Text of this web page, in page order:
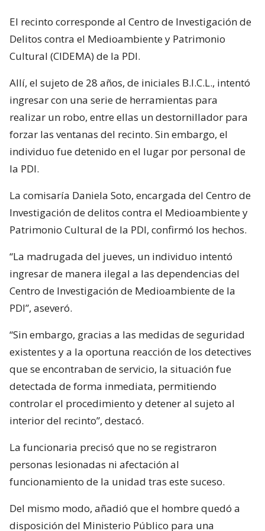
El recinto corresponde al Centro de Investigación de
Delitos contra el Medioambiente y Patrimonio
Cultural (CIDEMA) de la PDI.
Allí, el sujeto de 28 años, de iniciales B.I.C.L., intentó
ingresar con una serie de herramientas para
realizar un robo, entre ellas un destornillador para
forzar las ventanas del recinto. Sin embargo, el
individuo fue detenido en el lugar por personal de
la PDI.
La comisaría Daniela Soto, encargada del Centro de
Investigación de delitos contra el Medioambiente y
Patrimonio Cultural de la PDI, confirmó los hechos.
“La madrugada del jueves, un individuo intentó
ingresar de manera ilegal a las dependencias del
Centro de Investigación de Medioambiente de la
PDI”, aseveró.
“Sin embargo, gracias a las medidas de seguridad
existentes y a la oportuna reacción de los detectives
que se encontraban de servicio, la situación fue
detectada de forma inmediata, permitiendo
controlar el procedimiento y detener al sujeto al
interior del recinto”, destacó.
La funcionaria precisó que no se registraron
personas lesionadas ni afectación al
funcionamiento de la unidad tras este suceso.
Del mismo modo, añadió que el hombre quedó a
disposición del Ministerio Público para una